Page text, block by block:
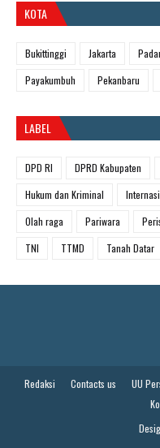
KOTA
Bukittinggi Jakarta
Payakumbuh
Pekanbaru
LABEL
DPD RI DPRD Kabupaten
Hukum dan Kriminal
Olah raga
Pariwara
TNI
TTMD Tanah Datar
Redaksi Contacts us UU